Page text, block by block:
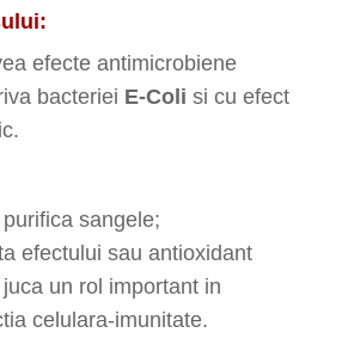
efecte antimicrobiene
bacteriei E-Coli si cu efect
sangele;
efectului sau antioxidant
un rol important in
celulara-imunitate.